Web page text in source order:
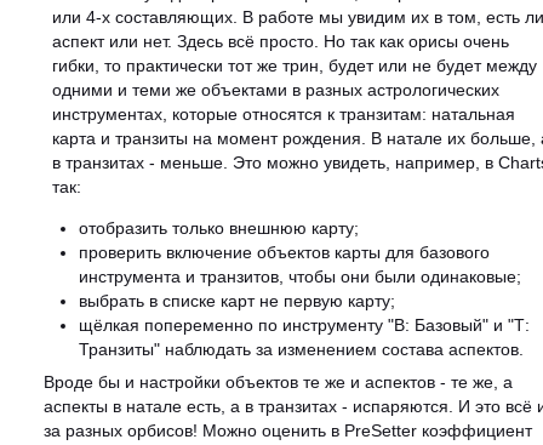
или 4-х составляющих. В работе мы увидим их в том, есть
аспект или нет. Здесь всё просто. Но так как орисы очень
гибки, то практически тот же трин, будет или не будет между
одними и теми же объектами в разных астрологических
инструментах, которые относятся к транзитам: натальная
карта и транзиты на момент рождения. В натале их больше,
в транзитах - меньше. Это можно увидеть, например, в
так:
отобразить только внешнюю карту;
проверить включение объектов карты для базового
инструмента и транзитов, чтобы они были одинаковые;
выбрать в списке карт не первую карту;
щёлкая попеременно по инструменту "B: Базовый" и "Т:
Транзиты" наблюдать за изменением состава аспектов.
Вроде бы и настройки объектов те же и аспектов - те же, а
аспекты в натале есть, а в транзитах - испаряются. И это всё
за разных орбисов! Можно оценить в PreSetter коэффициент